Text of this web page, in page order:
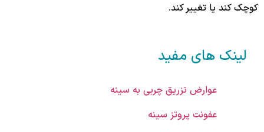
کوچک کند یا تغییر کند.
لینک های مفید
عوارض تزریق چربی به سینه
عفونت پروتز سینه